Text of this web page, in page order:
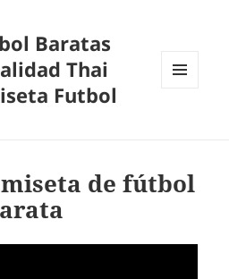
Baratas
Thai
Futbol
de fútbol